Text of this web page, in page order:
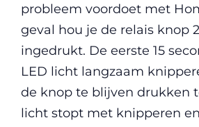
probleem voordoet met
geval hou je de relais knop
ingedrukt. De eerste 15
LED licht langzaam
de knop te blijven drukken
licht stopt met knipperen